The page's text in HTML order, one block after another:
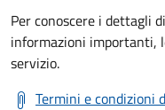
Per conoscere i dettagli
informazioni importanti,
servizio.
Termini e condizioni